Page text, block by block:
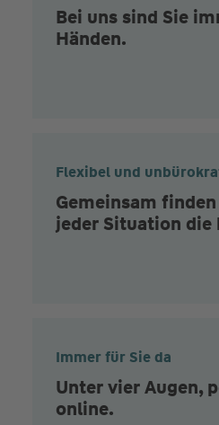
Bei uns sind Sie
Händen.
Flexibel und
Gemeinsam
jeder Situation die
Immer für Sie da
Unter vier Augen,
online.